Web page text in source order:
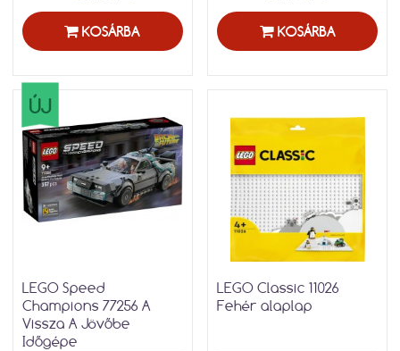
KOSÁRBA KOSÁRBA
ÚJ
LEGO Speed
Champions 77256 A
Vissza A Jövőbe
Időgépe
LEGO Classic 11026
Fehér alaplap